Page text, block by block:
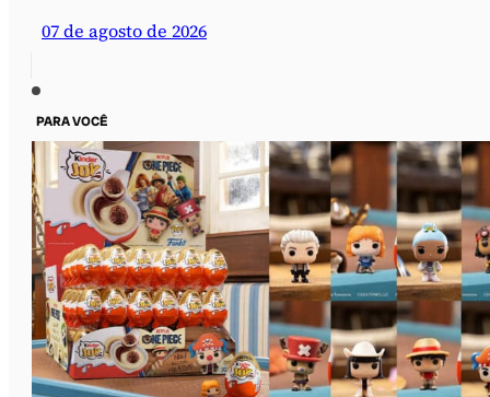
07 de agosto de 2026
PARA VOCÊ